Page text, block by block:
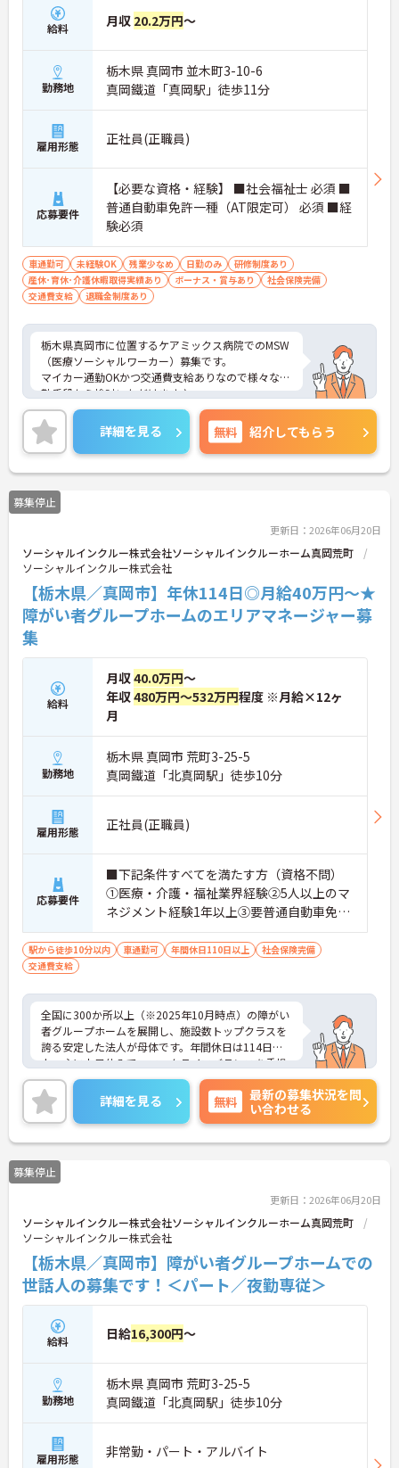
給料 月収 20.2万円～
勤務地
栃木県 真岡市 並木町3-10-6
真岡鐵道「真岡駅」徒歩11分
雇用形態 正社員(正職員)
応募要件
【必要な資格・経験】 ■社会福祉士 必須 ■
普通自動車免許一種（AT限定可） 必須 ■経
験必須
車通勤可 未経験OK 残業少なめ 日勤のみ
研修制度あり
産休･育休･介護休暇取得実績あり
ボーナス・賞与あり
社会保険完備
交通費支給
退職金制度あり
栃木県真岡市に位置するケアミックス病院でのMSW
（医療ソーシャルワーカー）募集です。
マイカー通勤OKかつ交通費支給ありなので様々な通
勤手段から検討いただけます♪
ご興味のある方はご面接のポイントお伝えしますの
でご気軽にお問合せください。
詳細を見る 無料 紹介してもらう
募集停止
更新日：2026年06月20日
ソーシャルインクルー株式会社ソーシャルインクルーホーム真岡荒町
ソーシャルインクルー株式会社
【栃木県／真岡市】年休114日◎月給40万円～★
障がい者グループホームのエリアマネージャー募
集
給料
月収40.0万円～
年収480万円～532万円程度 ※月給×12ヶ
月
勤務地
栃木県 真岡市 荒町3-25-5
真岡鐵道「北真岡駅」徒歩10分
雇用形態 正社員(正職員)
応募要件
■下記条件すべてを満たす方（資格不問）
①医療・介護・福祉業界経験②5人以上のマ
ネジメント経験1年以上③要普通自動車免許
（AT限定可）※介護業界に関する有資格者
（介護職員初任者研修、介護福祉士な
駅から徒歩10分以内 車通勤可 年間休日110日以上
社会保険完備
交通費支給
全国に300か所以上（※2025年10月時点）の障がい
者グループホームを展開し、施設数トップクラスを
誇る安定した法人が母体です。年間休日は114日以
上、主に土日休みで、ワークライフバランスを重視
した働き方が可能です。産前産後・育児休暇制度も
あり、子育て世代も安心して働ける環境が整ってい
ます。一般社員研修や外部勉強会受講支援制度など
を通じて着実にスキルアップもできます。チームを
まとめ、メンバーの成長を後押しすることにやりが
いを感じる方、新しい挑戦に意欲的な方にぴったり
の職場です。ご興味のある方は詳細等をお伝えしま
詳細を見る 無料
最新の募集状況を問
い合わせる
募集停止
更新日：2026年06月20日
ソーシャルインクルー株式会社ソーシャルインクルーホーム真岡荒町
ソーシャルインクルー株式会社
【栃木県／真岡市】障がい者グループホームでの
世話人の募集です！＜パート／夜勤専従＞
給料 日給16,300円～
勤務地
栃木県 真岡市 荒町3-25-5
真岡鐵道「北真岡駅」徒歩10分
雇用形態 非常勤・パート・アルバイト